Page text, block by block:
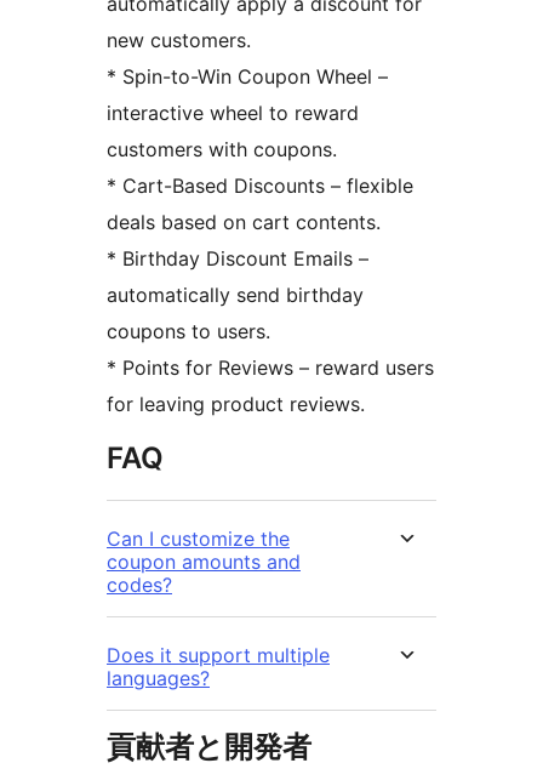
new customers.
* Spin-to-Win Coupon Wheel –
interactive wheel to reward
customers with coupons.
* Cart-Based Discounts – flexible
deals based on cart contents.
* Birthday Discount Emails –
automatically send birthday
coupons to users.
* Points for Reviews – reward users
for leaving product reviews.
FAQ
Can I customize the
coupon amounts and
codes?
Does it support multiple
languages?
貢献者と開発者